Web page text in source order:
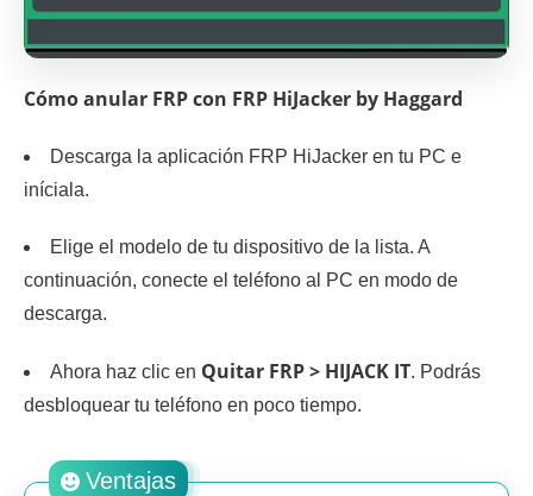
Cómo anular FRP con FRP HiJacker by Haggard
Descarga la aplicación FRP HiJacker en tu PC e
iníciala.
Elige el modelo de tu dispositivo de la lista. A
continuación, conecte el teléfono al PC en modo de
descarga.
Ahora haz clic en Quitar FRP > HIJACK IT. Podrás
desbloquear tu teléfono en poco tiempo.
Ventajas